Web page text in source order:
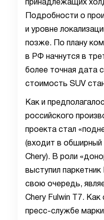
принадлежащих
Подробности о
и уровне
позже. По плану
в РФ начнутся в
более точная дата
стоимость SUV
Как и
российского
проекта стал
(входит в обширный
Chery). В роли
выступил
свою очередь,
Chery Fulwin T7. Как
пресс-службе